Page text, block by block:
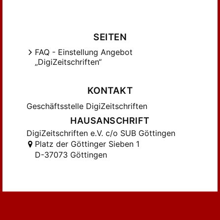
Hubschmid, Johannes (460)
Jordan, Leo (188)
Keller, Oskar (179)
Kramer, Johannes (421)
Kuhn, Alwin (122)
Lerch, Eugen (414)
SEITEN
FAQ - Einstellung Angebot
„DigiZeitschriften“
KONTAKT
Geschäftsstelle DigiZeitschriften
HAUSANSCHRIFT
DigiZeitschriften e.V. c/o SUB Göttingen
Platz der Göttinger Sieben 1
D-37073 Göttingen